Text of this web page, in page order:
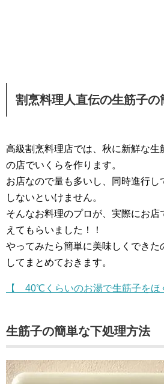
割烹料理人直伝の生筋子の
高級割烹料理店では、秋に新鮮な生
の店でいくらを作ります。
お店なので量も多いし、同時進行し
しないといけません。
そんなお料理のプロが、実際にお店
えてもらいました！！
やってみたら簡単に美味しくできた
してまとめておきます。
【 40℃くらいのお湯で生筋子をほ
生筋子の簡単な下処理方法